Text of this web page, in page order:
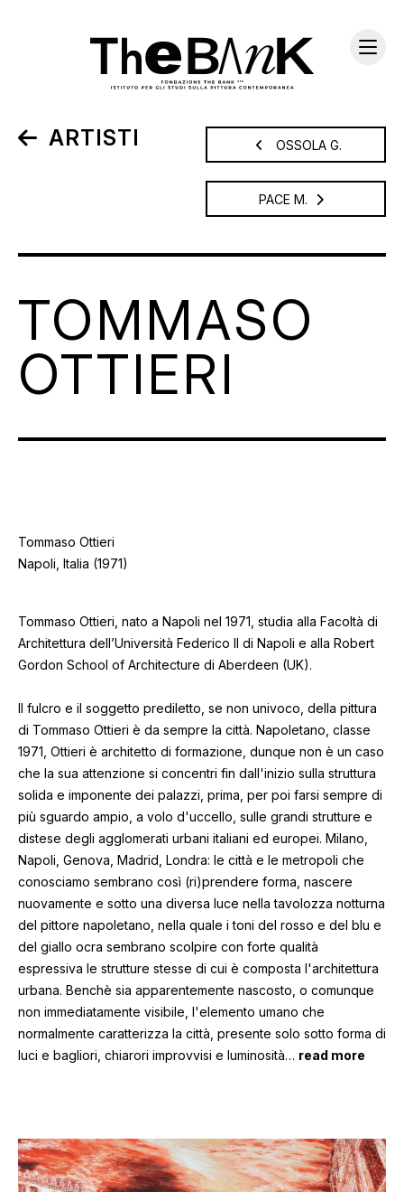
ARTISTI OSSOLA G.
PACE M.
TOMMASO
OTTIERI
Tommaso Ottieri
Napoli, Italia (1971)
Tommaso Ottieri, nato a Napoli nel 1971, studia alla Facoltà di
Architettura dell’Università Federico II di Napoli e alla Robert
Gordon School of Architecture di Aberdeen (UK).
Il fulcro e il soggetto prediletto, se non univoco, della pittura
di Tommaso Ottieri è da sempre la città. Napoletano, classe
1971, Ottieri è architetto di formazione, dunque non è un caso
che la sua attenzione si concentri fin dall'inizio sulla struttura
solida e imponente dei palazzi, prima, per poi farsi sempre di
più sguardo ampio, a volo d'uccello, sulle grandi strutture e
distese degli agglomerati urbani italiani ed europei. Milano,
Napoli, Genova, Madrid, Londra: le città e le metropoli che
conosciamo sembrano così (ri)prendere forma, nascere
nuovamente e sotto una diversa luce nella tavolozza notturna
del pittore napoletano, nella quale i toni del rosso e del blu e
del giallo ocra sembrano scolpire con forte qualità
espressiva le strutture stesse di cui è composta l'architettura
urbana. Benchè sia apparentemente nascosto, o comunque
non immediatamente visibile, l'elemento umano che
normalmente caratterizza la città, presente solo sotto forma di
luci e bagliori, chiarori improvvisi e luminosità… read more